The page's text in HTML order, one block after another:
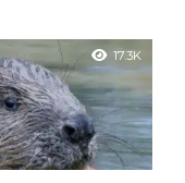
17.3K